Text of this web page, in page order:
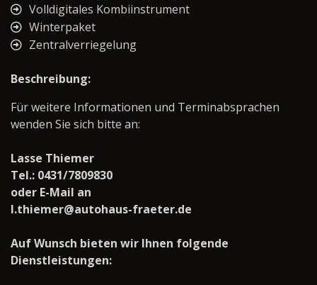
Volldigitales Kombiinstrument
Winterpaket
Zentralverriegelung
Beschreibung:
Für weitere Informationen und Terminabsprachen
wenden Sie sich bitte an:
Lasse Thiemer
Tel.: 0431/7809830
oder E-Mail an
l.thiemer@autohaus-fraeter.de
Auf Wunsch bieten wir Ihnen folgende
Dienstleistungen: